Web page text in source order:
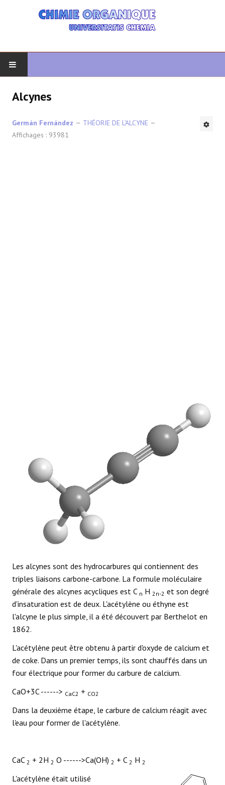
ORGANIQUE AVANCÉ
Alcynes
Germán Fernández
THÉORIE DE L'ALCYNE
Affichages : 93981
Les alcynes sont des hydrocarbures qui contiennent des
triples liaisons carbone-carbone. La formule moléculaire
générale des alcynes acycliques est C n H 2n-2 et son degré
d'insaturation est de deux. L'acétylène ou éthyne est
l'alcyne le plus simple, il a été découvert par Berthelot en
1862.
L'acétylène peut être obtenu à partir d'oxyde de calcium et
de coke. Dans un premier temps, ils sont chauffés dans un
four électrique pour former du carbure de calcium.
CaO+3C ------> CaC2 + CO2
Dans la deuxième étape, le carbure de calcium réagit avec
l'eau pour former de l'acétylène.
CaC 2 + 2H 2 O ------>Ca(OH) 2 + C 2 H 2
L'acétylène était utilisé